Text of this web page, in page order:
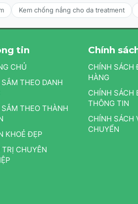
1 pump) từ mỗi bên buồng ra
nhẹ lên toàn bộ vùng da cần
da làm quen với hoạt chất.
da. Nếu xuất hiện hiện tượng khô da
vào ban ngày để bảo vệ tối đa làn
Kem chống nắng cho da treatment
tin
CHỦ
THEO DANH
THEO THÀNH
KHOẺ ĐẸP
CHUYÊN
Chính
CHÍNH SÁCH
HÀNG
CHÍNH SÁCH
THÔNG TIN
CHÍNH SÁCH
CHUYỂN